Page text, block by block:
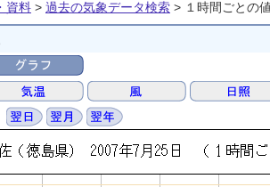
資料 > 過去の気象データ検索 > １時間ごとの